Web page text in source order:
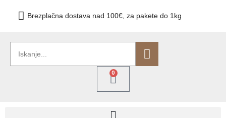
Brezplačna dostava nad 100€, za pakete do 1kg
0